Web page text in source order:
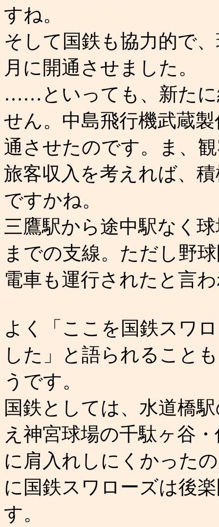
すね。
そして国鉄も協力的で
月に開通させました。
……といっても、新たに
せん。中島飛行機武蔵
通させたのです。ま、
旅客収入を考えれば、
ですかね。
三鷹駅から途中駅なく
までの支線。ただし野
電車も運行されたと言
よく「ここを国鉄スワ
した」と語られること
うです。
国鉄としては、水道橋
え神宮球場の千駄ヶ谷
に肩入れしにくかった
に国鉄スワローズは後
す。